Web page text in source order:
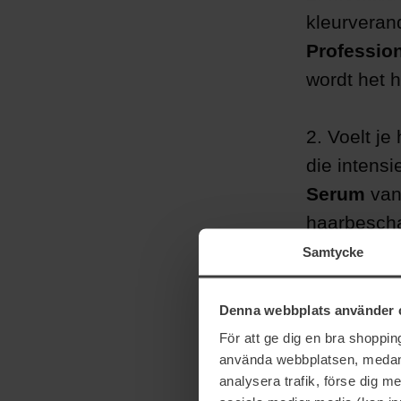
Samtycke
Denna webbplats använder
För att ge dig en bra
använda webbplatsen,
analysera trafik, förse dig
wordt het
2. Voelt je
die
Serum van
het
inwerken
inwerktijd
3. Heb je
Pink